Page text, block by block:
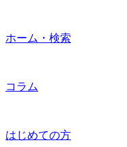
ホーム・検索
コラム
はじめての方